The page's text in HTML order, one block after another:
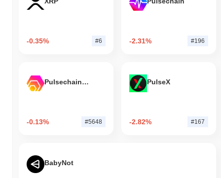
-0.35% #6 -2.31% #196
Pulsechain Bridged HEX (Pulsechain)
-0.13% #5648
PulseX
-2.82% #167
BabyNot